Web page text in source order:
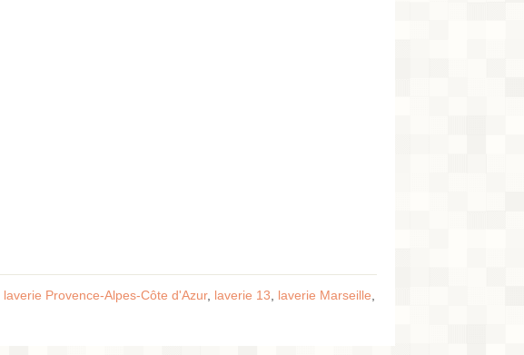
laverie Provence-Alpes-Côte d'Azur, laverie 13 laverie Marseille